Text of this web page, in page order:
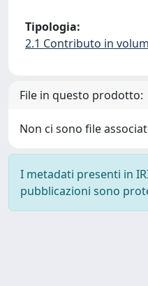
Tipologia:
2.1 Contributo in
File in questo prodotto:
Non ci sono file
I metadati presenti in
pubblicazioni sono